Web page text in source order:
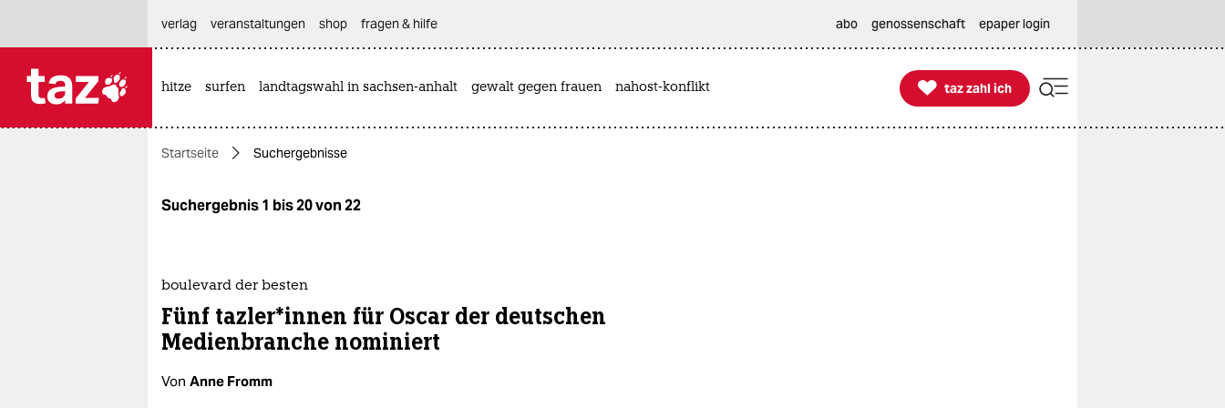
themen
politik
gesellschaft
kultur
sport
verlag
veranstaltungen shop fragen & hilfe abo genossenschaft epaper login
hitze surfen landtagswahl in sachsen-anhalt gewalt gegen frauen nahost-konflikt 
taz zahl ich
taz zahl ich
Startseite Suchergebnisse
Suchergebnis 1 bis 20 von 22
boulevard der besten
Fünf taz­le­r*in­nen für Oscar der deutschen
Medienbranche nominiert
Von Anne Fromm